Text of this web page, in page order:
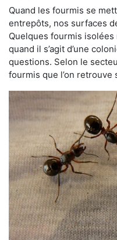
Quand les fourmis se
entrepôts, nos surfaces
Quelques fourmis isolées
quand il s’agit d’une
questions. Selon le
fourmis que l’on retrouve